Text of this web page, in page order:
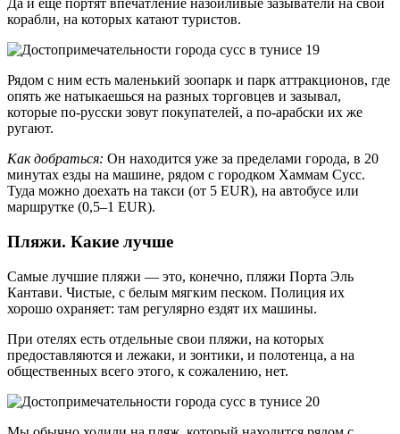
Да и ещё портят впечатление назойливые зазыватели на свои
корабли, на которых катают туристов.
Рядом с ним есть маленький зоопарк и парк аттракционов, где
опять же натыкаешься на разных торговцев и зазывал,
которые по-русски зовут покупателей, а по-арабски их же
ругают.
Как добраться: Он находится уже за пределами города, в 20
минутах езды на машине, рядом с городком Хаммам Сусс.
Туда можно доехать на такси (от 5 EUR), на автобусе или
маршрутке (0,5–1 EUR).
Пляжи. Какие лучше
Самые лучшие пляжи — это, конечно, пляжи Порта Эль
Кантави. Чистые, с белым мягким песком. Полиция их
хорошо охраняет: там регулярно ездят их машины.
При отелях есть отдельные свои пляжи, на которых
предоставляются и лежаки, и зонтики, и полотенца, а на
общественных всего этого, к сожалению, нет.